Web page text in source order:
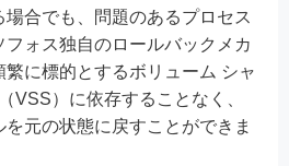
合でも、問題のあるプロセス
ォス独自のロールバックメカ
に標的とするボリューム シャ
VSS）に依存することなく、
元の状態に戻すことができま